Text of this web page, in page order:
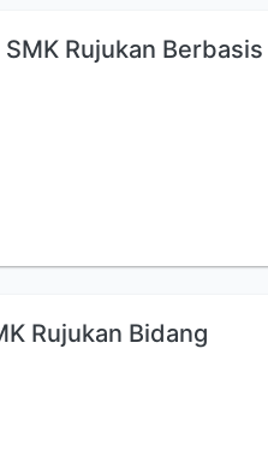
Rujukan Berbasis
Rujukan Bidang